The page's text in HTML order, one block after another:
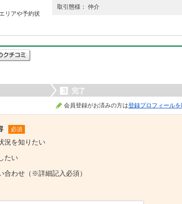
リアや予約状
取引態様： 仲介
３ 完了
会員登録がお済みの方は登録プロフィール
必須
況を知りたい
たい
合わせ（※詳細記入必須）